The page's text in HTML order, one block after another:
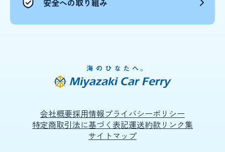
安全への取り組み
会社概要採用情報プライバシーポリシー
特定商取引法に基づく表記運送約款リンク集
サイトマップ